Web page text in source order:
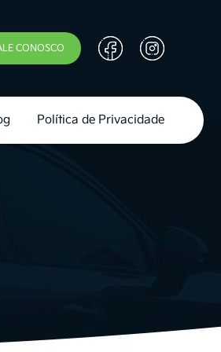
CONOSCO
Política de Privacidade